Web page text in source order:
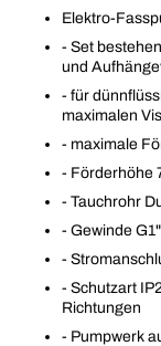
Elektro-
- Set
und
- für
maximalen
- maximale
- Förderhöhe
- Tauchrohr
- Gewinde G1"
-
- Schutzart
Richtungen
- Pumpwerk